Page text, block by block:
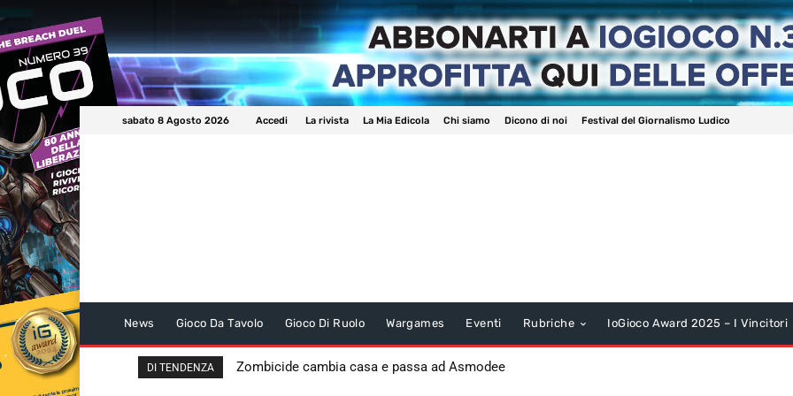
sabato 8 Agosto 2026 Accedi La rivista La Mia Edicola Chi siamo Dicono di noi Festival del Giornalismo Ludico
News Gioco Da Tavolo Gioco Di Ruolo Wargames Eventi Rubriche IoGioco Award 2025 – I Vincitori
DI TENDENZA Zombicide cambia casa e passa ad Asmodee